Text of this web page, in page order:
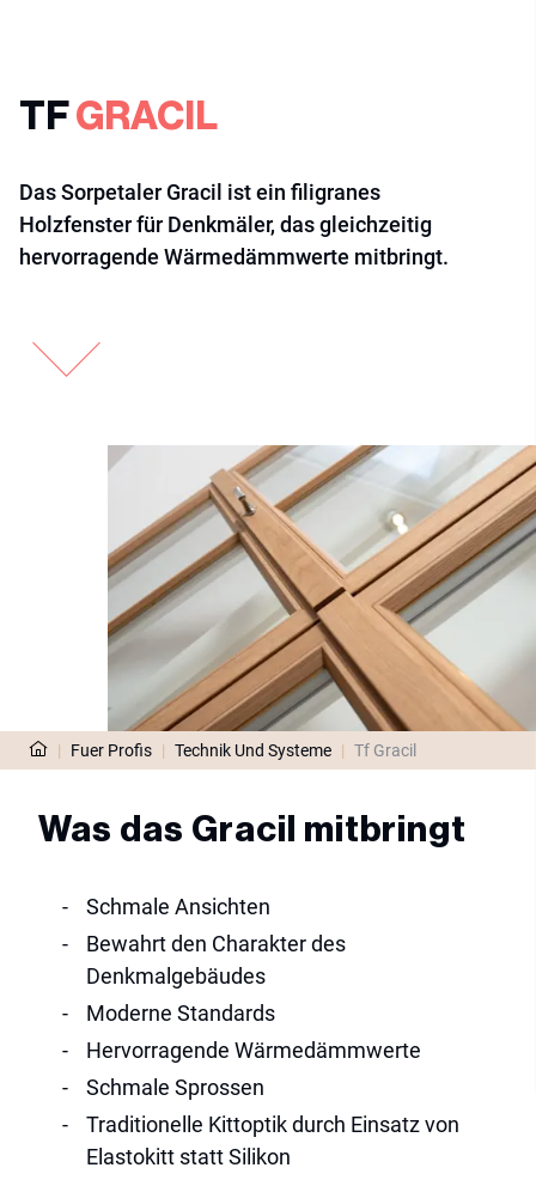
TFGRACIL
Das Sorpetaler Gracil ist ein filigranes
Holzfenster für Denkmäler, das gleichzeitig
hervorragende Wärmedämmwerte mitbringt.
| Fuer Profis | Technik Und Systeme | Tf Gracil
Was das Gracil mitbringt
schmale Ansichten
bewahrt den Charakter des
Denkmalgebäudes
moderne Standards
hervorragende Wärmedämmwerte
schmale Sprossen
traditionelle Kittoptik durch Einsatz von
Elastokitt statt Silikon